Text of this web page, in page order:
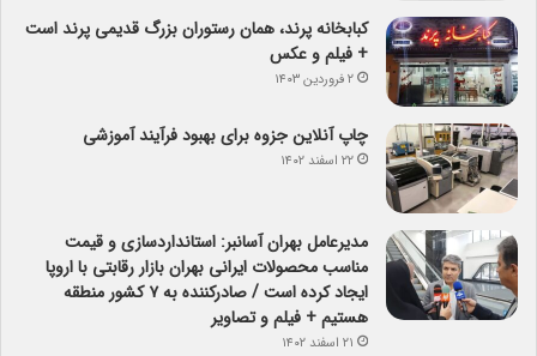
کبابخانه پرند، همان رستوران بزرگ قدیمی پرند است
+ فیلم و عکس
۲ فروردین ۱۴۰۳
چاپ آنلاین جزوه برای بهبود فرآیند آموزشی
۲۲ اسفند ۱۴۰۲
مدیرعامل بهران آسانبر: استانداردسازی و قیمت
مناسب محصولات ایرانی بهران بازار رقابتی با اروپا
ایجاد کرده است / صادرکننده به ۷ کشور منطقه
هستیم + فیلم و تصاویر
۲۱ اسفند ۱۴۰۲